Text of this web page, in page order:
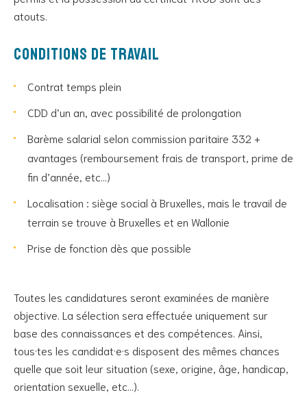
atouts.
Conditions de travail
Contrat temps plein
CDD d’un an, avec possibilité de prolongation
Barème salarial selon commission paritaire 332 +
avantages (remboursement frais de transport, prime de
fin d’année, etc…)
Localisation : siège social à Bruxelles, mais le travail de
terrain se trouve à Bruxelles et en Wallonie
Prise de fonction dès que possible
Toutes les candidatures seront examinées de manière
objective. La sélection sera effectuée uniquement sur
base des connaissances et des compétences. Ainsi,
tous·tes les candidat·e·s disposent des mêmes chances
quelle que soit leur situation (sexe, origine, âge, handicap,
orientation sexuelle, etc…).